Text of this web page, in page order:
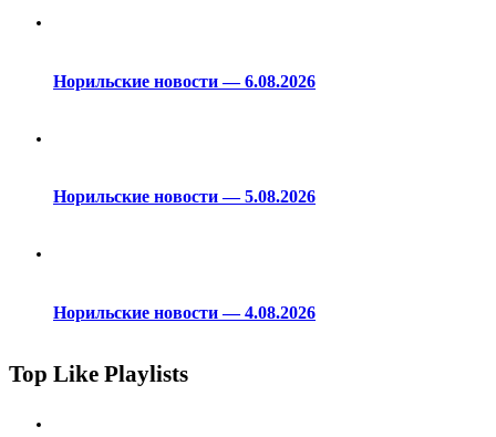
Норильские новости — 6.08.2026
Норильские новости — 5.08.2026
Норильские новости — 4.08.2026
Top Like Playlists